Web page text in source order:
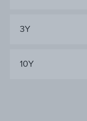
3Y
10Y